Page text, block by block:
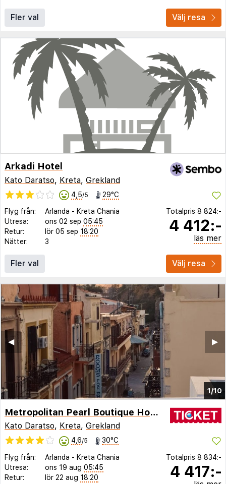
Fler val Välj resa
Arkadi Hotel
Kato Daratso, Kreta, Grekland
4,5/5 29°C
Flyg från: Arlanda - Kreta Chania
Utresa:
ons 02 sep 05:45
Retur:
lör 05 sep 18:20
Nätter:
3
Totalpris 8 824:-
4 412:-
läs mer
Fler val Välj resa
1/10
▶︎
◀︎
Metropolitan Pearl Boutique Hotel
Kato Daratso, Kreta, Grekland
4,6/5 30°C
Flyg från: Arlanda - Kreta Chania
Utresa:
ons 19 aug 05:45
Retur:
lör 22 aug 18:20
Totalpris 8 834:-
4 417:-